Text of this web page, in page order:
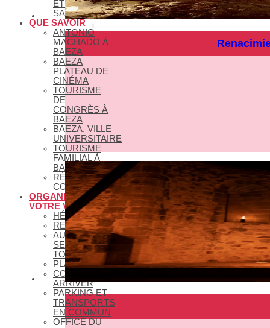
ET SEMAINE
SAINTE
QUE SAVOIR
ANTONIO
MACHADO À
BAEZA
BAEZA
PLATEAU DE
CINÉMA
TOURISME
DE
CONGRÈS À
BAEZA
BAEZA, VILLE
UNIVERSITAIRE
TOURISME
FAMILIAL À
BAEZA
RÉSEAUX
COLLABORATEURS
ORGANISEZ
VOTRE VISITE
HÉBERGEMENTS
RESTAURANTS
AUTRES
SERVICES
TOURISTIQUES
PLANS
COMMENT
ARRIVER
PARKING ET
TRANSPORTS
EN COMMUN
OFFICE DU